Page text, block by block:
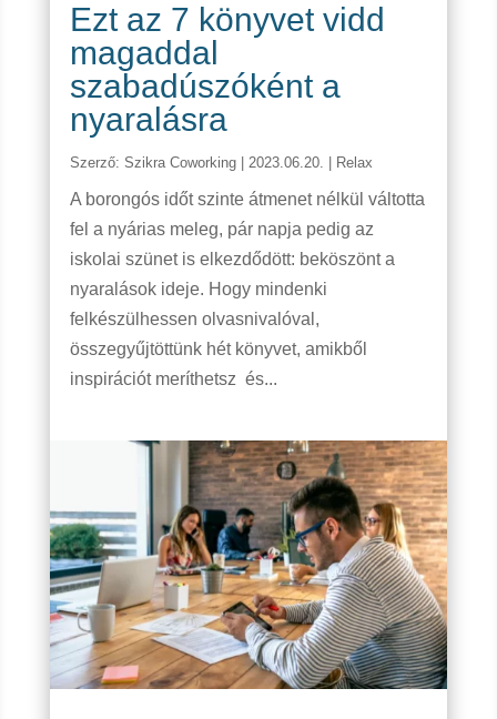
Ezt az 7 könyvet vidd
magaddal
szabadúszóként a
nyaralásra
Szerző: Szikra Coworking| 2023.06.20. Relax
A borongós időt szinte átmenet nélkül váltotta
fel a nyárias meleg, pár napja pedig az
iskolai szünet is elkezdődött: beköszönt a
nyaralások ideje. Hogy mindenki
felkészülhessen olvasnivalóval,
összegyűjtöttünk hét könyvet, amikből
inspirációt meríthetsz és...